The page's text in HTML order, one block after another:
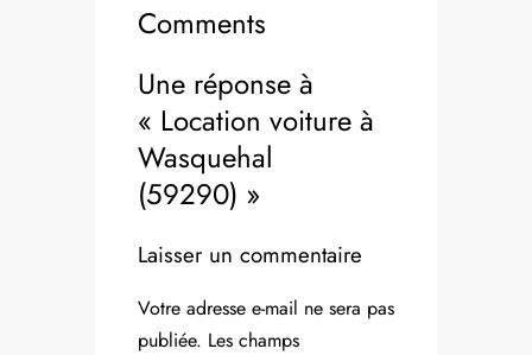
Comments
Une réponse à
« Location voiture à
Wasquehal
(59290) »
Laisser un commentaire
Votre adresse e-mail ne sera pas
publiée. Les champs